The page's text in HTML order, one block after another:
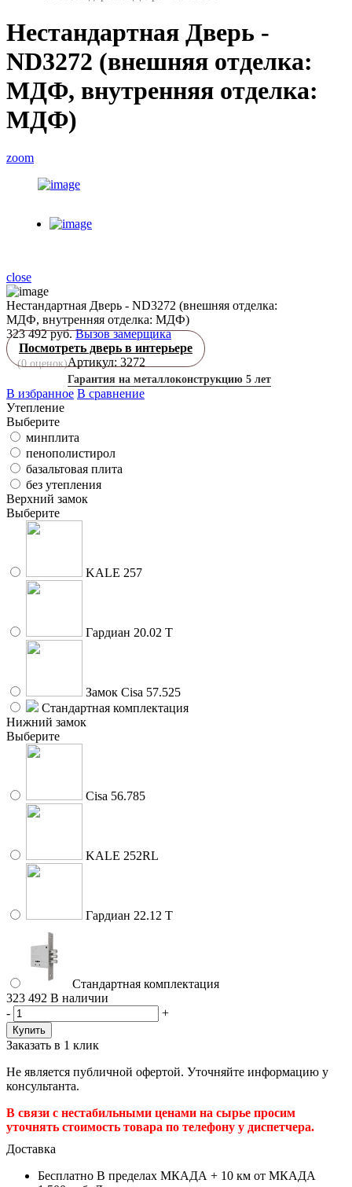
Нестандартная Дверь -
ND3272 (внешняя отделка:
МДФ, внутренняя отделка:
МДФ)
zoom
close
Нестандартная Дверь - ND3272 (внешняя отделка:
МДФ, внутренняя отделка: МДФ)
323 492 руб. Вызов замерщика
Посмотреть дверь в интерьере
(0оценок)Артикул: 3272
Гарантия на металлоконструкцию 5 лет
В избранное В сравнение
Утепление
Выберите
минплита
пенополистирол
базальтовая плита
без утепления
Верхний замок
Выберите
KALE 257
Гардиан 20.02 Т
Замок Cisa 57.525
Стандартная комплектация
Нижний замок
Выберите
Cisa 56.785
KALE 252RL
Гардиан 22.12 Т
Стандартная комплектация
323 492 В наличии
-
+
Заказать в 1 клик
Не является публичной офертой. Уточняйте информацию у
консультанта.
В связи с нестабильными ценами на сырье просим
уточнять стоимость товара по телефону у диспетчера.
Доставка
Бесплатно В пределах МКАДА + 10 км от МКАДА